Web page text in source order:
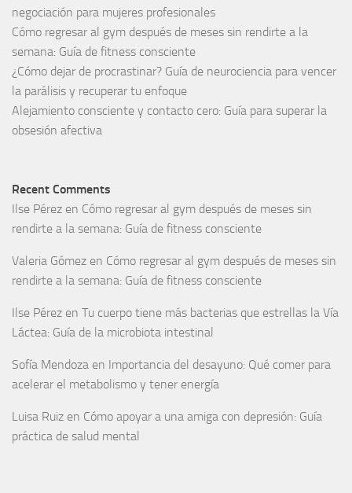
negociación para mujeres profesionales
Cómo regresar al gym después de meses sin rendirte a la
semana: Guía de fitness consciente
¿Cómo dejar de procrastinar? Guía de neurociencia para vencer
la parálisis y recuperar tu enfoque
Alejamiento consciente y contacto cero: Guía para superar la
obsesión afectiva
Recent Comments
Ilse Pérez en Cómo regresar al gym después de meses sin
rendirte a la semana: Guía de fitness consciente
Valeria Gómez en Cómo regresar al gym después de meses sin
rendirte a la semana: Guía de fitness consciente
Ilse Pérez en Tu cuerpo tiene más bacterias que estrellas la Vía
Láctea: Guía de la microbiota intestinal
Sofía Mendoza en Importancia del desayuno: Qué comer para
acelerar el metabolismo y tener energía
Luisa Ruiz en Cómo apoyar a una amiga con depresión: Guía
práctica de salud mental